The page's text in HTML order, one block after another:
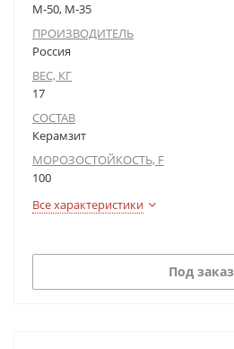
М-50, М-35
ПРОИЗВОДИТЕЛЬ
Россия
ВЕС, КГ
17
СОСТАВ
Керамзит
МОРОЗОСТОЙКОСТЬ, F
100
Все характеристики
Под заказ